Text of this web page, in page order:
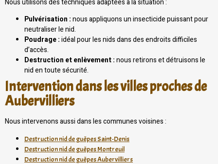
Nous utilisons des techniques adaptées à la situation :
Pulvérisation :nous appliquons un insecticide puissant pour
neutraliser le nid.
Poudrage :idéal pour les nids dans des endroits difficiles
d’accès.
Destruction et enlèvement :nous retirons et détruisons le
nid en toute sécurité.
Intervention dans les villes proches de
Aubervilliers
Nous intervenons aussi dans les communes voisines :
Destruction nid de guêpes Saint-Denis
Destruction nid de guêpes Montreuil
Destruction nid de guêpes Aubervilliers